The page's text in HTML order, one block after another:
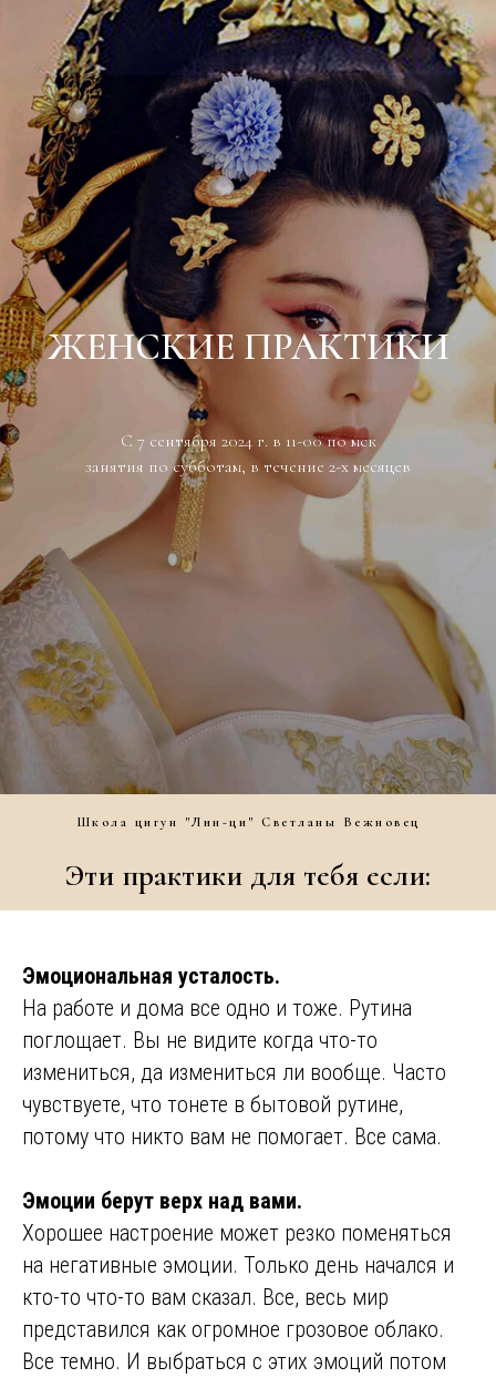
ЖЕНСКИЕ ПРАКТИКИ
С 7 сентября 2024 г. в 11-00 по мск
занятия по субботам, в течение 2-х месяцев
Школа цигун "Лин-ци" Светланы Вежновец
Эти практики для тебя если:
Эмоциональная усталость.
На работе и дома все одно и тоже. Рутина
поглощает. Вы не видите когда что-то
измениться, да измениться ли вообще. Часто
чувствуете, что тонете в бытовой рутине,
потому что никто вам не помогает. Все сама.
Эмоции берут верх над вами.
Хорошее настроение может резко поменяться
на негативные эмоции. Только день начался и
кто-то что-то вам сказал. Все, весь мир
представился как огромное грозовое облако.
Все темно. И выбраться с этих эмоций потом